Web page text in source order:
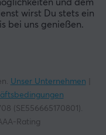
und dem
wirst Du stets ein
bei uns genießen.
Unser Unternehmen
(SE556665170801).
Rating